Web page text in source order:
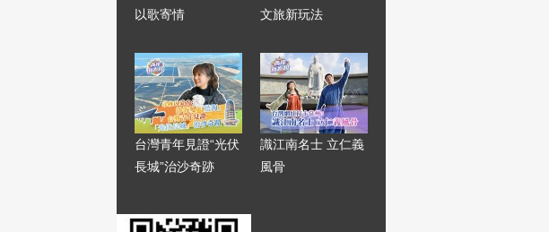
以歌寄情
文旅新玩法
台灣青年見證“光伏
長城”治沙奇跡
識江南名士 立仁義
風骨